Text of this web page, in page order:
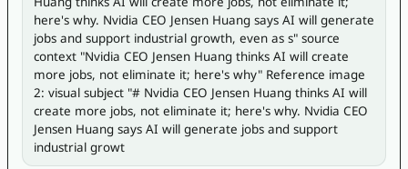
here's why. Nvidia CEO Jensen Huang says AI will generate
jobs and support industrial growth, even as s" source
context "Nvidia CEO Jensen Huang thinks AI will create
more jobs, not eliminate it; here's why" Reference image
2: visual subject "# Nvidia CEO Jensen Huang thinks AI will
create more jobs, not eliminate it; here's why. Nvidia CEO
Jensen Huang says AI will generate jobs and support
industrial growt